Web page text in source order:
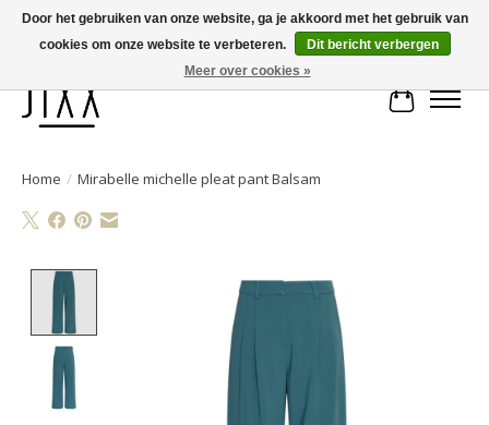
Voor 14.00 uur besteld, vandaag verstuurd | Gratis verzending vanaf € 75
Home / Mirabelle michelle pleat pant Balsam
Product image slideshow Items
Door het gebruiken van onze website, ga je akkoord met het gebruik van
cookies om onze website te verbeteren.
Dit bericht verbergen
Meer over cookies »